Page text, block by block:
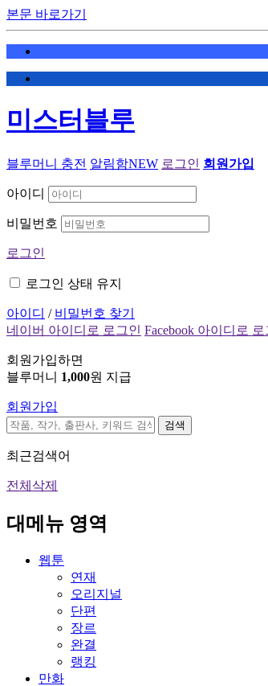
본문 바로가기
미스터블루
블루머니 충전 알림함NEW 로그인 회원가입
아이디
비밀번호
로그인
로그인 상태 유지
아이디 / 비밀번호 찾기
네이버 아이디로 로그인 Facebook 아이디로 로
회원가입하면
블루머니 1,000원 지급
회원가입
검색
최근검색어
전체삭제
대메뉴 영역
웹툰
연재
오리지널
단편
장르
완결
랭킹
만화